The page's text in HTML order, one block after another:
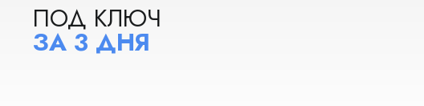
ПОД КЛЮЧ
ЗА 3 ДНЯ